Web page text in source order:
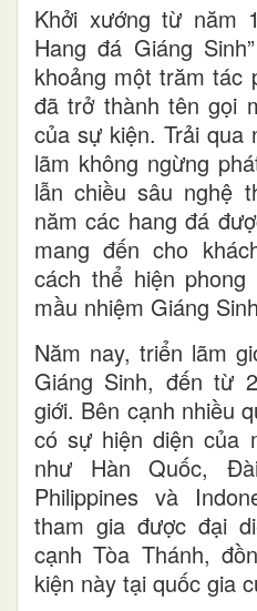
Khởi xướng từ năm
Hang đá Giáng
khoảng một trăm tác
đã trở thành tên gọi
của sự kiện. Trải qua
lãm không ngừng
lẫn chiều sâu nghệ
năm các hang đá
mang đến cho
cách thể hiện
mầu nhiệm Giáng
Năm nay, triển lãm
Giáng Sinh, đến từ
giới. Bên cạnh nhiều
có sự hiện diện của
như Hàn Quốc,
Philippines và
tham gia được đại
cạnh Tòa Thánh,
kiện này tại quốc gia